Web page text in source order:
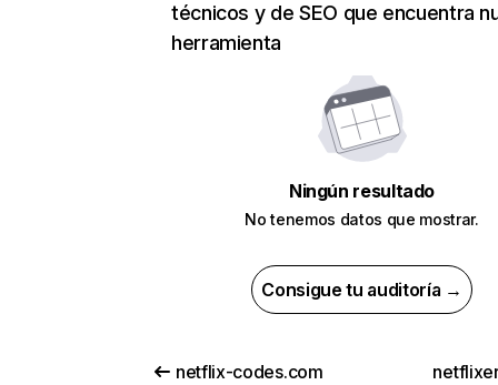
técnicos y de SEO que encuentra
herramienta
Ningún resultado
No tenemos datos que mostrar.
Consigue tu auditoría →
netflix-codes.com